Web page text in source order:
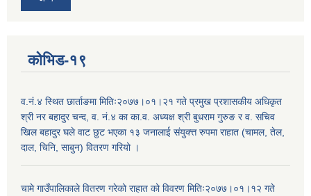
कोभिड-१९
व.नं.४ स्थित छार्ताङमा मितिः२०७७।०१।२१ गते प्रमुख प्रशासकीय अधिकृत
श्री नर बहादुर चन्द, व. नं.४ का का.व. अध्यक्ष श्री बुधराम गुरुङ र व. सचिव
खिल बहादुर घले वाट छुट भएका १३ जनालाई संयुक्त्त रुपमा राहात (चामल, तेल,
दाल, चिनि, साबुन) वितरण गरियो ।
चामे गाउँपालिकाले वितरण गरेको राहात को विवरण मितिः२०७७।०१।१२ गते